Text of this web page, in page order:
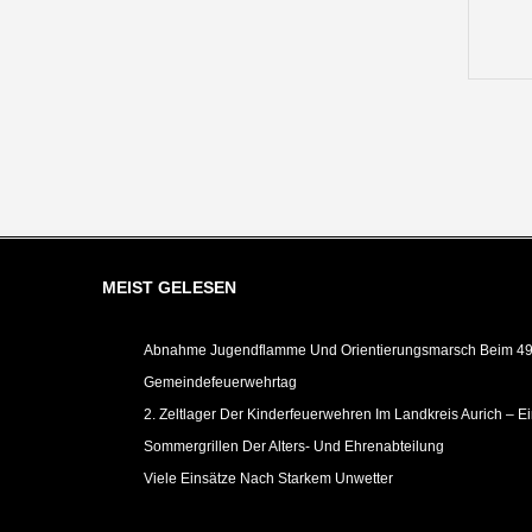
MEIST GELESEN
Abnahme Jugendflamme Und Orientierungsmarsch Beim
Gemeindefeuerwehrtag
2. Zeltlager Der Kinderfeuerwehren Im Landkreis Aurich –
Sommergrillen Der Alters- Und Ehrenabteilung
Viele Einsätze Nach Starkem Unwetter